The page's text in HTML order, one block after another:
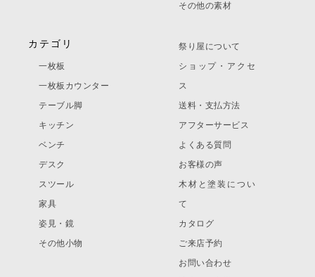
その他の素材
カテゴリ
一枚板
一枚板カウンター
テーブル脚
キッチン
ベンチ
デスク
スツール
家具
姿見・鏡
その他小物
祭り屋について
ショップ・アクセ
ス
送料・支払方法
アフターサービス
よくある質問
お客様の声
木材と塗装につい
て
カタログ
ご来店予約
お問い合わせ